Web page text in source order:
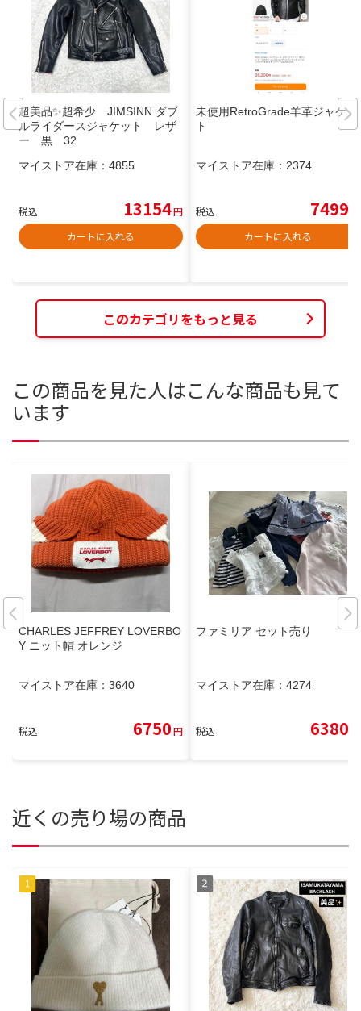
超美品✨超希少 JIMSINN ダブ
ルライダースジャケット レザ
ー 黒 32
マイストア在庫： 4855
税込 13154円
カートに入れる
未使用RetroGrade羊革ジャケッ
ト
マイストア在庫： 2374
税込 7499
カートに入れる
このカテゴリをもっと見る
この商品を見た人はこんな商品も見て
います
CHARLES JEFFREY LOVERBO
Y ニット帽 オレンジ
マイストア在庫： 3640
税込 6750円
ファミリア セット売り
マイストア在庫： 4274
税込 6380
近くの売り場の商品